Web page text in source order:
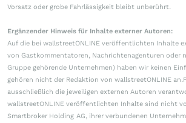
Vorsatz oder grobe Fahrlässigkeit bleibt unberührt.
Ergänzender Hinweis für Inhalte externer Autoren:
Auf die bei wallstreetONLINE veröffentlichten Inhalte
von Gastkommentatoren, Nachrichtenagenturen oder
Gruppe gehörende Unternehmen) haben wir keinen
gehören nicht der Redaktion von wallstreetONLINE
ausschließlich die jeweiligen externen Autoren
wallstreetONLINE veröffentlichten Inhalte sind nicht
Smartbroker Holding AG, ihrer verbundenen